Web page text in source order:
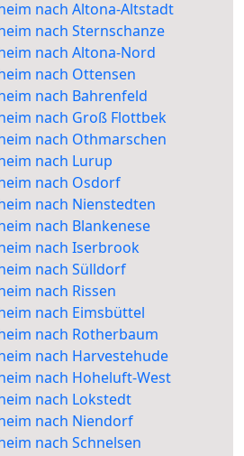
nach Altona-Altstadt
nach Sternschanze
nach Altona-Nord
nach Ottensen
nach Bahrenfeld
nach Groß Flottbek
nach Othmarschen
nach Lurup
nach Osdorf
nach Nienstedten
nach Blankenese
nach Iserbrook
nach Sülldorf
nach Rissen
nach Eimsbüttel
nach Rotherbaum
nach Harvestehude
nach Hoheluft-West
nach Lokstedt
nach Niendorf
nach Schnelsen